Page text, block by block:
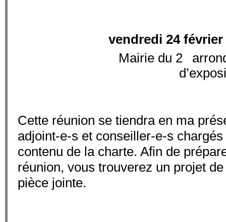
vendredi 24 février
Mairie du 2
Cette réunion se tiendra en ma
adjoint-e-s et conseiller-e-s
contenu de la charte. Afin de
réunion, vous trouverez un projet
pièce jointe.